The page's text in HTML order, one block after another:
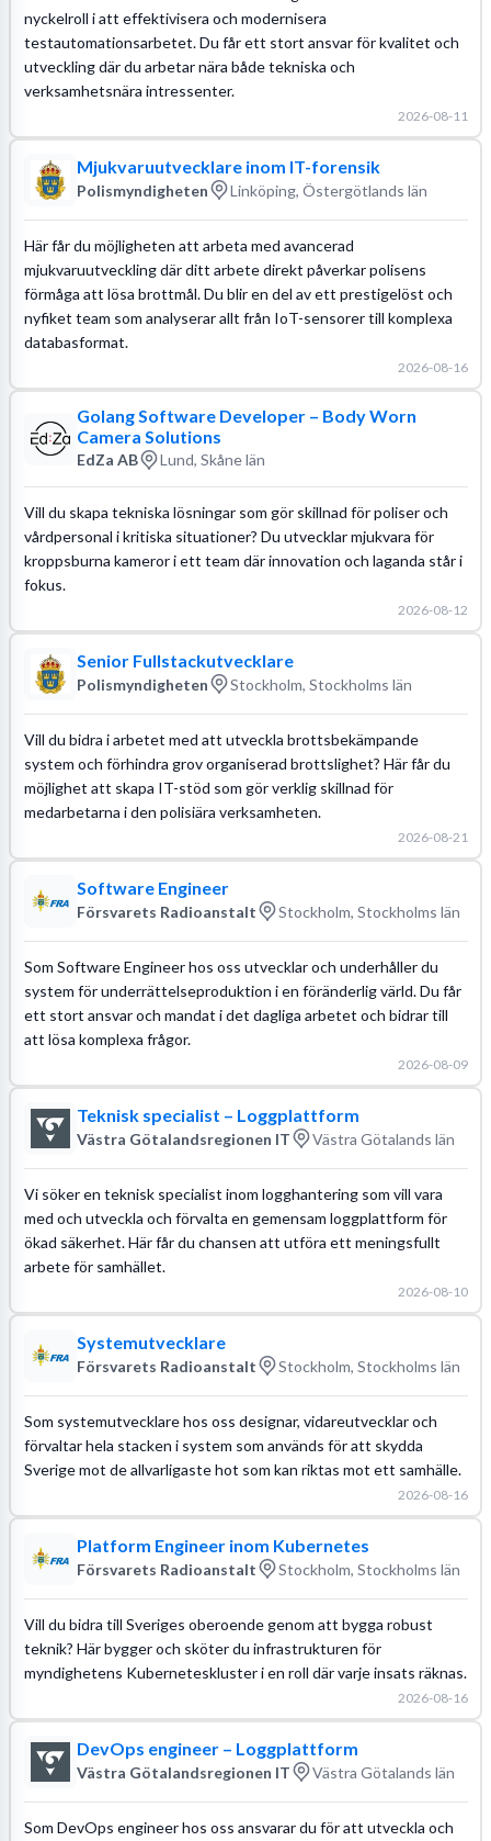
nyckelroll i att effektivisera och modernisera
testautomationsarbetet. Du får ett stort ansvar för kvalitet och
utveckling där du arbetar nära både tekniska och
verksamhetsnära intressenter.
2026-08-11
Mjukvaruutvecklare inom IT-forensik
Polismyndigheten Linköping, Östergötlands län
Här får du möjligheten att arbeta med avancerad
mjukvaruutveckling där ditt arbete direkt påverkar polisens
förmåga att lösa brottmål. Du blir en del av ett prestigelöst och
nyfiket team som analyserar allt från IoT-sensorer till komplexa
databasformat.
2026-08-16
Golang Software Developer – Body Worn
Camera Solutions
EdZa AB Lund, Skåne län
Vill du skapa tekniska lösningar som gör skillnad för poliser och
vårdpersonal i kritiska situationer? Du utvecklar mjukvara för
kroppsburna kameror i ett team där innovation och laganda står i
fokus.
2026-08-12
Senior Fullstackutvecklare
Polismyndigheten Stockholm, Stockholms län
Vill du bidra i arbetet med att utveckla brottsbekämpande
system och förhindra grov organiserad brottslighet? Här får du
möjlighet att skapa IT-stöd som gör verklig skillnad för
medarbetarna i den polisiära verksamheten.
2026-08-21
Software Engineer
Försvarets Radioanstalt Stockholm, Stockholms län
Som Software Engineer hos oss utvecklar och underhåller du
system för underrättelseproduktion i en föränderlig värld. Du får
ett stort ansvar och mandat i det dagliga arbetet och bidrar till
att lösa komplexa frågor.
2026-08-09
Teknisk specialist – Loggplattform
Västra Götalandsregionen IT Västra Götalands län
Vi söker en teknisk specialist inom logghantering som vill vara
med och utveckla och förvalta en gemensam loggplattform för
ökad säkerhet. Här får du chansen att utföra ett meningsfullt
arbete för samhället.
2026-08-10
Systemutvecklare
Försvarets Radioanstalt Stockholm, Stockholms län
Som systemutvecklare hos oss designar, vidareutvecklar och
förvaltar hela stacken i system som används för att skydda
Sverige mot de allvarligaste hot som kan riktas mot ett samhälle.
2026-08-16
Platform Engineer inom Kubernetes
Försvarets Radioanstalt Stockholm, Stockholms län
Vill du bidra till Sveriges oberoende genom att bygga robust
teknik? Här bygger och sköter du infrastrukturen för
myndighetens Kuberneteskluster i en roll där varje insats räknas.
2026-08-16
DevOps engineer – Loggplattform
Västra Götalandsregionen IT Västra Götalands län
Som DevOps engineer hos oss ansvarar du för att utveckla och